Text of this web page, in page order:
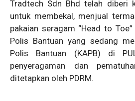
Tradtech Sdn Bhd telah diberi
untuk membekal, menjual
pakaian seragam “Head to
Polis Bantuan yang sedang
Polis Bantuan (KAPB) di
penyeragaman dan
ditetapkan oleh PDRM.